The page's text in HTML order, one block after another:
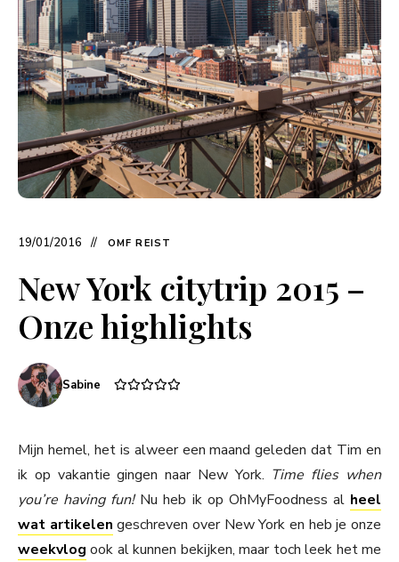
19/01/2016 OMF REIST
New York citytrip 2015 –
Onze highlights
Sabine
Mijn hemel, het is alweer een maand geleden dat Tim en
ik op vakantie gingen naar New York. Time flies when
you’re having fun! Nu heb ik op OhMyFoodness al heel
wat artikelen geschreven over New York en heb je onze
weekvlog ook al kunnen bekijken, maar toch leek het me